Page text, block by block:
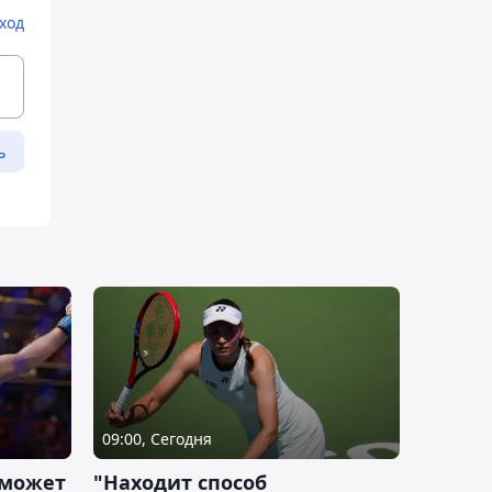
09:00, Сегодня
"Находит способ